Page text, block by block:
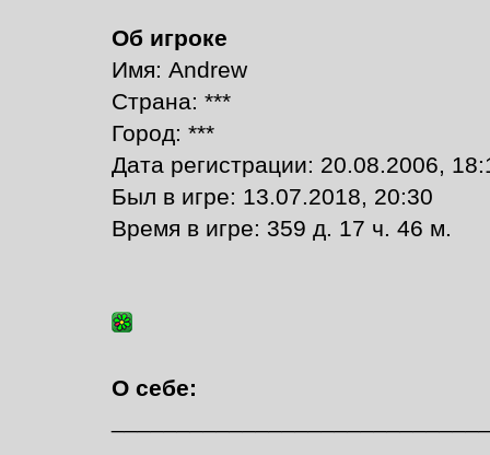
Об игроке
Имя: Andrew
Страна: ***
Город: ***
Дата регистрации: 20.08.2006,
Был в игре: 13.07.2018, 20:30
Время в игре: 359 д. 17 ч. 46 м.
О себе: